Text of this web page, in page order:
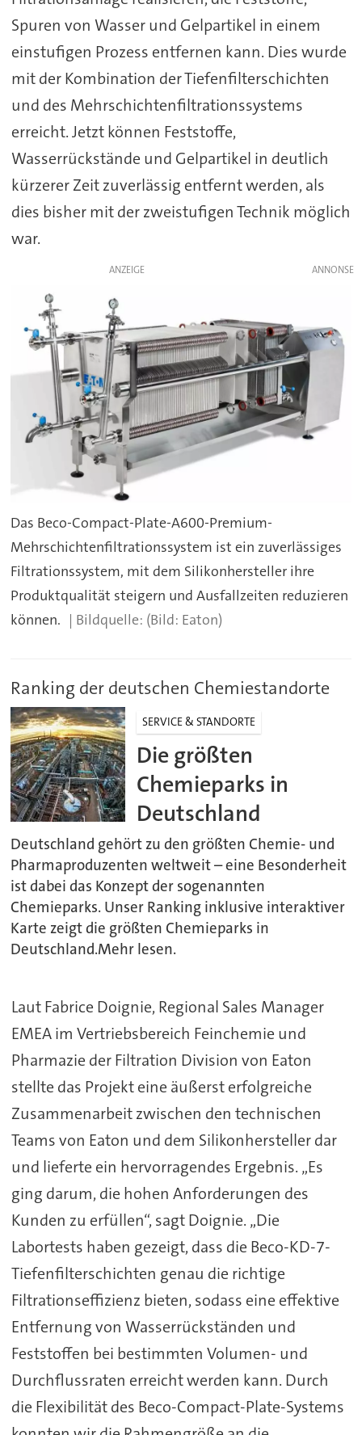
Spuren von Wasser und Gelpartikel in einem
einstufigen Prozess entfernen kann. Dies wurde
mit der Kombination der Tiefenfilterschichten
und des Mehrschichtenfiltrationssystems
erreicht. Jetzt können Feststoffe,
Wasserrückstände und Gelpartikel in deutlich
kürzerer Zeit zuverlässig entfernt werden, als
dies bisher mit der zweistufigen Technik möglich
war.
ANZEIGE
Das Beco-Compact-Plate-A600-Premium-
Mehrschichtenfiltrationssystem ist ein zuverlässiges
Filtrationssystem, mit dem Silikonhersteller ihre
Produktqualität steigern und Ausfallzeiten reduzieren
können.
(Bild: Eaton)
Ranking der deutschen Chemiestandorte
SERVICE & STANDORTE
Die größten
Chemieparks in
Deutschland
Deutschland gehört zu den größten Chemie- und
Pharmaproduzenten weltweit – eine Besonderheit
ist dabei das Konzept der sogenannten
Chemieparks. Unser Ranking inklusive interaktiver
Karte zeigt die größten Chemieparks in
Deutschland.Mehr lesen.
Laut Fabrice Doignie, Regional Sales Manager
EMEA im Vertriebsbereich Feinchemie und
Pharmazie der Filtration Division von Eaton
stellte das Projekt eine äußerst erfolgreiche
Zusammenarbeit zwischen den technischen
Teams von Eaton und dem Silikonhersteller dar
und lieferte ein hervorragendes Ergebnis. „Es
ging darum, die hohen Anforderungen des
Kunden zu erfüllen“, sagt Doignie. „Die
Labortests haben gezeigt, dass die Beco-KD-7-
Tiefenfilterschichten genau die richtige
Filtrationseffizienz bieten, sodass eine effektive
Entfernung von Wasserrückständen und
Feststoffen bei bestimmten Volumen- und
Durchflussraten erreicht werden kann. Durch
die Flexibilität des Beco-Compact-Plate-Systems